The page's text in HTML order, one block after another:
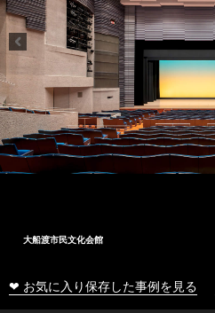
大船渡市民文化会館
❤ お気に入り保存した事例を見る